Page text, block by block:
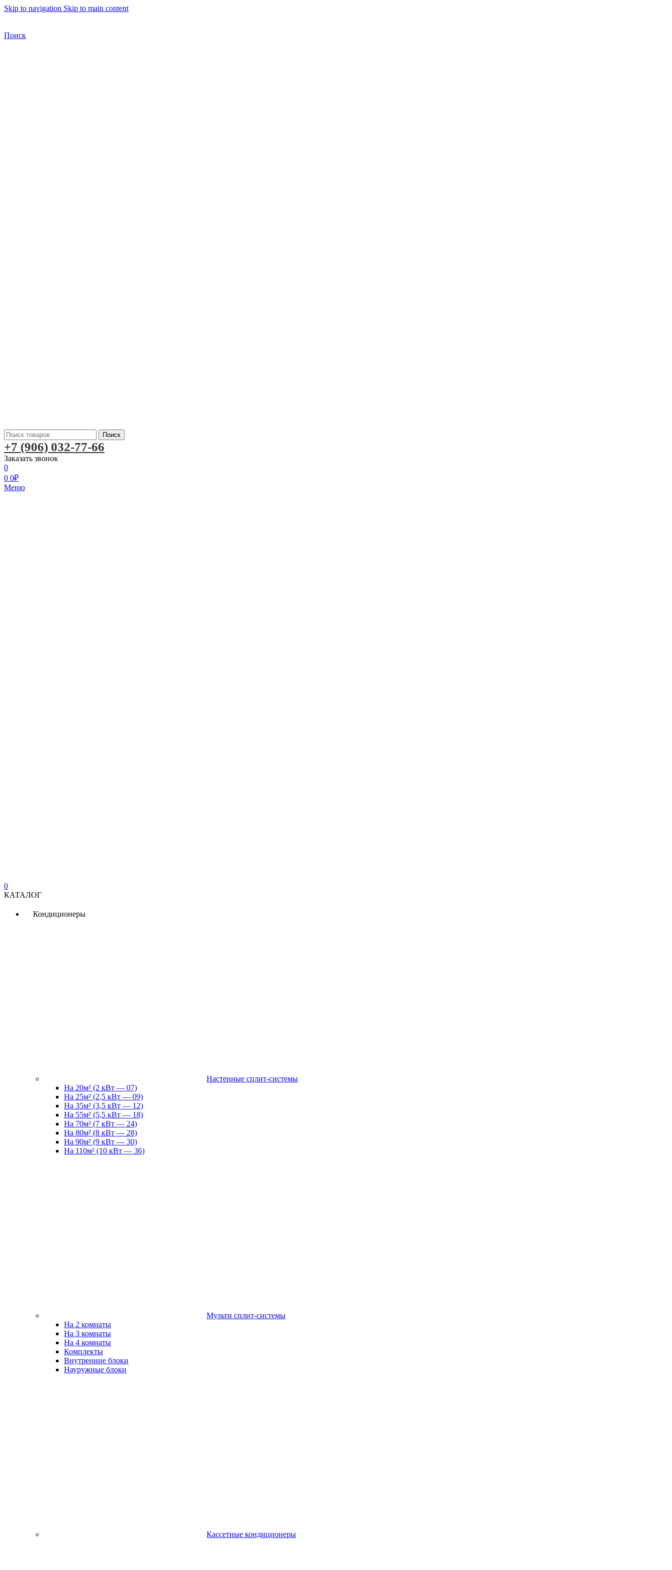
Skip to navigation Skip to main content
Поиск
Поиск
+7 (906) 032-77-66
Заказать звонок
0
0 0₽
Меню
0
КАТАЛОГ
Кондиционеры
Настенные сплит-системы
На 20м² (2 кВт — 07)
На 25м² (2,5 кВт — 09)
На 35м² (3,5 кВт — 12)
На 55м² (5,5 кВт — 18)
На 70м² (7 кВт — 24)
На 80м² (8 кВт — 28)
На 90м² (9 кВт — 30)
На 110м² (10 кВт — 36)
Мульти сплит-системы
На 2 комнаты
На 3 комнаты
На 4 комнаты
Комплекты
Внутренние блоки
Науружные блоки
Кассетные кондиционеры